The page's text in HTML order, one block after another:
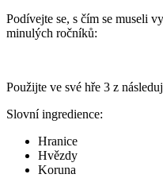
Podívejte se, s čím se museli
minulých ročníků:
Použijte ve své hře 3 z
Slovní ingredience:
Hranice
Hvězdy
Koruna